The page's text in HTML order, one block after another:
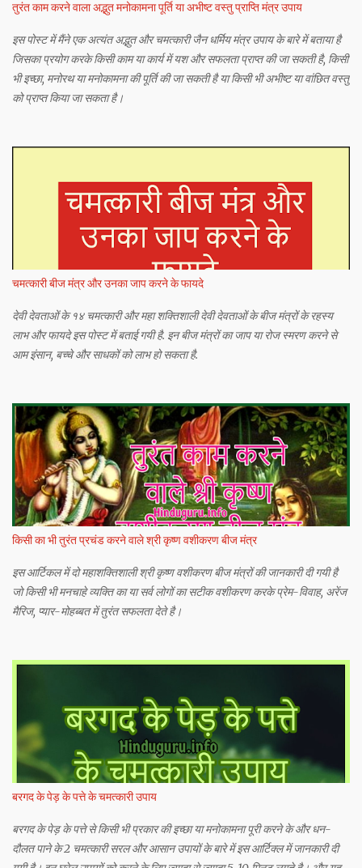
तुरंत काम करने वाला अद्भुत मनोकामना पूर्ति या अभीष्ट वस्तु प्राप्ति मंत्र उपाय
इस पोस्ट में मैंने एक अत्यंत अद्भुत और चमत्कारी जैन धर्मिय मंत्र उपाय के बारे में बताया है
जिसका प्रयोग करके किसी काम या कार्य में यश और सफलता प्राप्त की जा सकती है, किसी
भी इच्छा, मनोरथ या मनोकामना की पूर्ति की जा सकती है या किसी भी अभीष्ट या वांछित वस्तु
को प्राप्त किया जा सकता है।
चमत्कारी बीज मंत्र और उनका जाप करने के फायदे
देवी देवताओं के १४ चमत्कारी और महा शक्तिशाली देवी देवताओं के बीज मंत्रों के रहस्य
लाभ और फायदे इस पोस्ट में बताई गयी है. इन बीज मंत्रों का जाप या रोज स्मरण करने से
आम इंसान, बच्चे और साधकों को लाभ हो सकता है.
किसी का भी तुरंत प्रचंड करने वाले श्री कृष्ण वशीकरण बीज मंत्र
इस आर्टिकल में दो महाशक्तिशाली श्री कृष्ण वशीकरण बीज मंत्रों की जानकारी दी गयी है
जो किसी भी मनचाहे व्यक्ति का या सर्व लोगों का सटीक वशीकरण करके प्रेम-विवाह, अरेंज
मैरिज, प्यार-मोहब्बत में तुरंत सफलता देते है।
बरगद के पेड़ के पत्ते के चमत्कारी उपाय
बरगद के पेड़ के पत्ते से किसी भी प्रकार की इच्छा या मनोकामना पूरी करने के और धन-
दौलत पाने के 2 चमत्कारी सरल और आसान उपायों के बारे में इस आर्टिक्ल में जानकारी दी